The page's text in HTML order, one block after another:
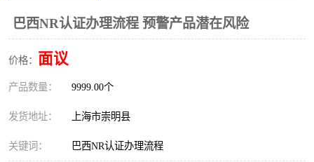
巴西NR认证办理流程 预警产品潜在风险
价格： 面议
产品数量： 9999.00个
发货地址： 上海市崇明县
关键词： 巴西NR认证办理流程